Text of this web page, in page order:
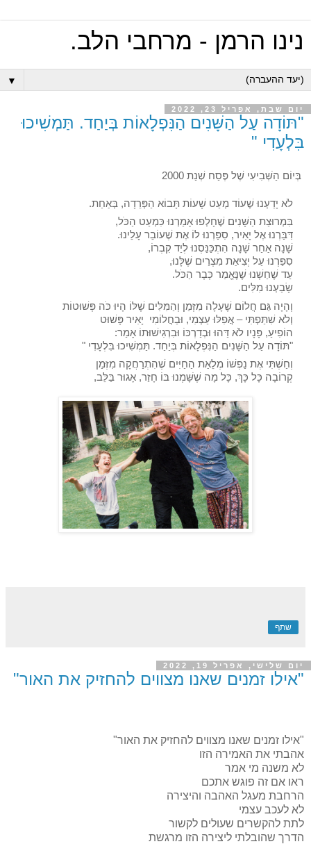
נינו הרמן - מרחבי הלב.
▼
יום שבת, אפריל 23, 2022
"תּוֹדָה עַל הַשָּׁנִים הַנִּפְלָאוֹת בְּיַחַד. תַּמְשִׁיכוּ
בִּלְעָדִי "
בְּיוֹם הַשְּׁבִיעִי שֶׁל פֶּסַח שְׁנַת 2000
לֹא יָדַעְנוּ שֶׁעוֹד מְעַט שָׁעוֹת תָּבוֹא הַפְּרֵדָה, בְּאַחַת.
בִּמְרוּצַת הַשָּׁנִים שֶׁחָלְפוּ אָמַרְנוּ כִּמְעַט הַכֹּל,
דִּבַּרְנוּ אֶל יָאִיר, סִפַּרְנוּ לוֹ אֶת שֶׁעוֹבֵר עָלֵינוּ.
שָׁנָה אַחַר שָׁנָה הִתְכַּנַּסְנוּ לְיַד קִבְרוֹ,
סִפַּרְנוּ עַל יְצִיאַת מִצְרַיִם שֶׁלָּנוּ,
עַד שֶׁחַשְׁנוּ שֶׁנֶּאֱמַר כְּבָר הַכֹּל.
שָׂבַעְנוּ מִלִּים.
וְהָיָה גַּם חֲלוֹם שֶׁעָלָה מִזְּמַן וְהַמִּלִּים שֶׁלּוֹ הָיוּ כֹּה פְּשׁוּטוֹת
וְלֹא שִׁתַּפְתִּי – אֲפִלּוּ עַצְמִי, וּבַחֲלוֹמִי  יָאִיר פָּשׁוּט
הוֹפִיעַ, פָּנָיו לֹא דַּהוּ וּבְדַרְכּוֹ וּבִרְגִישׁוּתוֹ אָמַר:
"תּוֹדָה עַל הַשָּׁנִים הַנִּפְלָאוֹת בְּיַחַד. תַּמְשִׁיכוּ בִּלְעָדִי "
וְחַשְׁתִּי אֶת נַפְשׁוֹ מְלֵאַת הַחַיִּים שֶׁהִתְרַחֲקָה מִזְּמַן
קְרוֹבָה כָּל כָּךְ, כָּל מָה שֶׁשָּׁמְנוּ בּוֹ חָזַר, אָגוּר בַּלֵּב,
שתף
יום שלישי, אפריל 19, 2022
"אילו זמנים שאנו מצווים להחזיק את האור"
"אילו זמנים שאנו מצווים להחזיק את האור"
אהבתי את האמירה הזו
לא משנה מי אמר
ראו אם זה פוגש אתכם
הרחבת מעגל האהבה והיצירה
לא לעכב עצמי
לתת להקשרים שעולים לקשור
הדרך שהובלתי ליצירה הזו מרגשת